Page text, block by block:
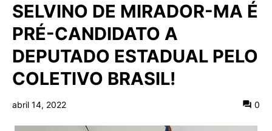
SELVINO DE MIRADOR-MA É
PRÉ-CANDIDATO A
DEPUTADO ESTADUAL PELO
COLETIVO BRASIL!
abril 14, 2022 0